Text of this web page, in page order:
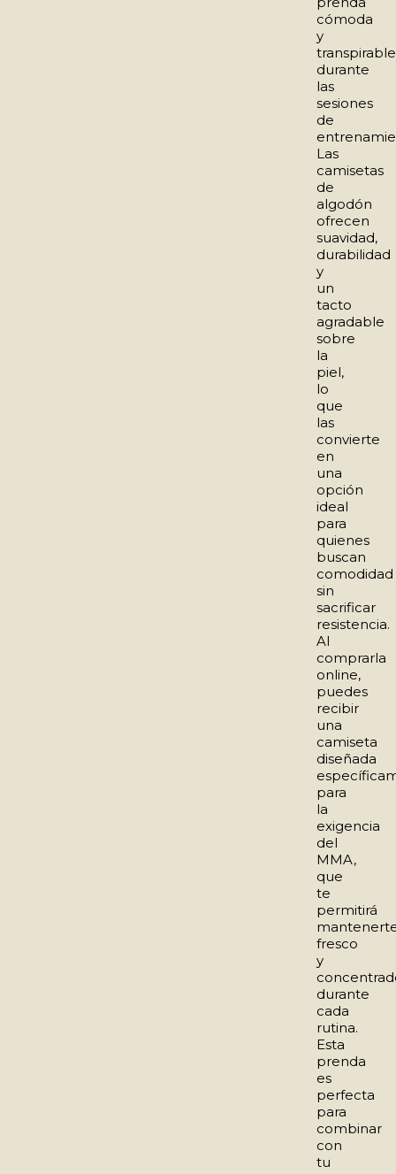
cómoda
y
transpirable
durante
las
sesiones
de
Las
camisetas
de
algodón
ofrecen
suavidad,
durabilidad
y
un
tacto
agradable
sobre
la
piel,
lo
que
las
convierte
en
una
opción
ideal
para
quienes
buscan
comodidad
sin
sacrificar
resistencia.
Al
comprarla
online,
puedes
recibir
una
camiseta
diseñada
para
la
exigencia
del
MMA,
que
te
permitirá
fresco
y
durante
cada
rutina.
Esta
prenda
es
perfecta
para
combinar
con
tu